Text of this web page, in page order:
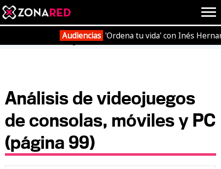
{literal}{/literal}
HOME
OPINIÓN
ANÁLISIS
AVANCES
TRUCOS OCIO
Audiencias 'Ordena tu vida' con Inés
Página 99
Análisis de videojuegos
de consolas, móviles y PC
(página 99)